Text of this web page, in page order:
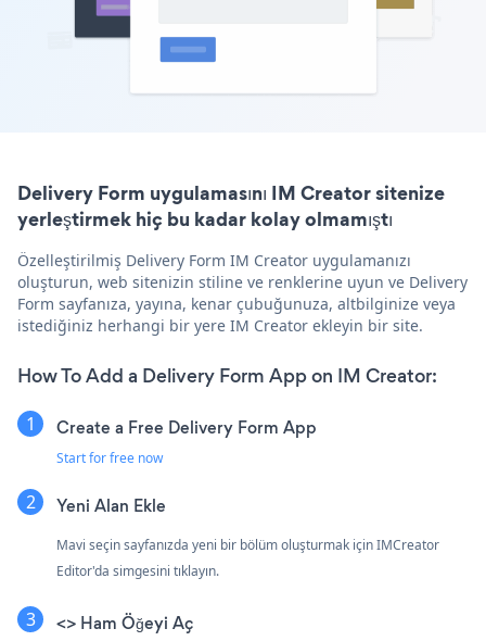
Delivery Form uygulamasını IM Creator sitenize
yerleştirmek hiç bu kadar kolay olmamıştı
Özelleştirilmiş Delivery Form IM Creator uygulamanızı
oluşturun, web sitenizin stiline ve renklerine uyun ve Delivery
Form sayfanıza, yayına, kenar çubuğunuza, altbilginize veya
istediğiniz herhangi bir yere IM Creator ekleyin bir site.
How To Add a Delivery Form App on IM Creator:
Create a Free Delivery Form App
Start for free now
Yeni Alan Ekle
Mavi seçinsayfanızda yeni bir bölüm oluşturmak için IMCreator
Editor'da simgesini tıklayın.
<> Ham Öğeyi Aç